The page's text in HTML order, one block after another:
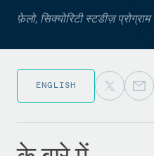
फ़ेलो, सिक्योरिटी स्टडीज़ प्रोग्राम
ENGLISH